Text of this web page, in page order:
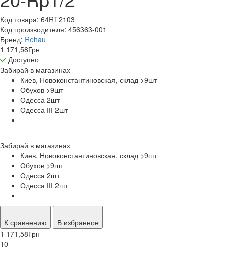
Код товара: 64RT2103
Код производителя: 456363-001
Бренд: Rehau
1 171,58Грн
Доступно
Забирай в магазинах
Киев, Новоконстантиновская, склад >9шт
Обухов >9шт
Одесса 2шт
Одесса ІІІ 2шт
Забирай в магазинах
Киев, Новоконстантиновская, склад >9шт
Обухов >9шт
Одесса 2шт
Одесса ІІІ 2шт
К сравнению
В избранное
1 171,58Грн
10